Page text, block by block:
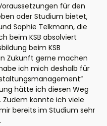
für den
oder Studium bietet,
Sophie Telkmann, die
beim KSB absolviert
beim KSB
Zukunft gerne machen
ich mich deshalb für
hätte ich diesen Weg
konnte ich viele
bereits im Studium sehr